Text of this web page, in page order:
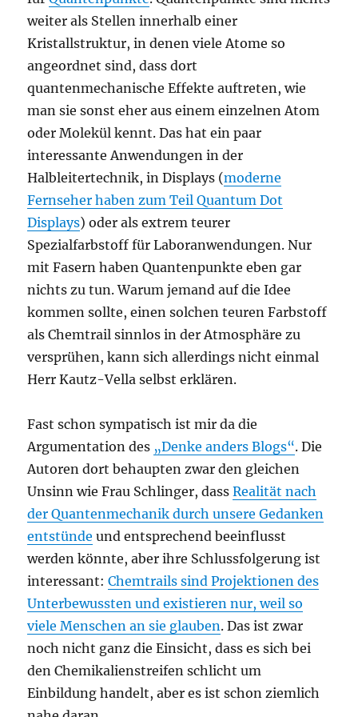
weiter als Stellen innerhalb einer
Kristallstruktur, in denen viele Atome so
angeordnet sind, dass dort
quantenmechanische Effekte auftreten, wie
man sie sonst eher aus einem einzelnen Atom
oder Molekül kennt. Das hat ein paar
interessante Anwendungen in der
Halbleitertechnik, in Displays (moderne
Fernseher haben zum Teil Quantum Dot
Displays) oder als extrem teurer
Spezialfarbstoff für Laboranwendungen. Nur
mit Fasern haben Quantenpunkte eben gar
nichts zu tun. Warum jemand auf die Idee
kommen sollte, einen solchen teuren Farbstoff
als Chemtrail sinnlos in der Atmosphäre zu
versprühen, kann sich allerdings nicht einmal
Herr Kautz-Vella selbst erklären.
Fast schon sympatisch ist mir da die
Argumentation des „Denke anders Blogs“. Die
Autoren dort behaupten zwar den gleichen
Unsinn wie Frau Schlinger, dassRealität nach
der Quantenmechanik durch unsere Gedanken
entstünde und entsprechend beeinflusst
werden könnte, aber ihre Schlussfolgerung ist
interessant:Chemtrails sind Projektionen des
Unterbewussten und existieren nur, weil so
viele Menschen an sie glauben. Das ist zwar
noch nicht ganz die Einsicht, dass es sich bei
den Chemikalienstreifen schlicht um
Einbildung handelt, aber es ist schon ziemlich